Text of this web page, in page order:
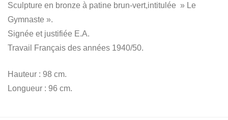
Sculpture en bronze à patine brun-vert,intitulée » Le
Gymnaste ».
Signée et justifiée E.A.
Travail Français des années 1940/50.
Hauteur : 98 cm.
Longueur : 96 cm.